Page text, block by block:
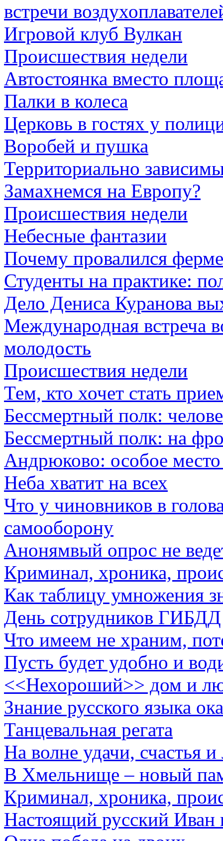
встречи
Игровой клуб Вулкан
Происшествия недели
Автостоянка вместо
Палки в колеса
Церковь в гостях у
Воробей и пушка
Территориально
Замахнемся на Европу?
Происшествия недели
Небесные фантазии
Почему провалился
Студенты на практике:
Дело Дениса Куранова
Международная встреча
молодость
Происшествия недели
Тем, кто хочет стать
Бессмертный полк:
Бессмертный полк: на
Андрюково: особое
Неба хватит на всех
Что у чиновников в
самооборону
Анонямвый опрос не
Криминал, хроника,
Как таблицу умножения
День сотрудников ГИБДД
Что имеем не храним,
Пусть будет удобно и
<<Нехороший>> дом и
Знание русского языка
Танцевальная регата
На волне удачи, счастья
В Хмельнище – новый
Криминал, хроника,
Настоящий русский